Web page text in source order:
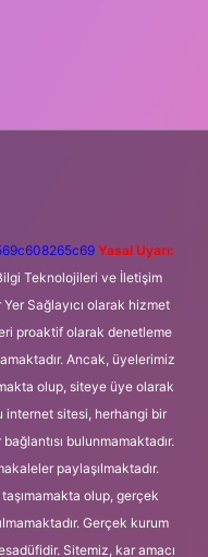
Yasal Uyarı:
Teknolojileri ve İletişim
Sağlayıcı olarak hizmet
proaktif olarak denetleme
Ancak, üyelerimiz
olup, siteye üye olarak
internet sitesi, herhangi bir
bulunmamaktadır.
paylaşılmaktadır.
olup, gerçek
Gerçek kurum
Sitemiz, kar amacı